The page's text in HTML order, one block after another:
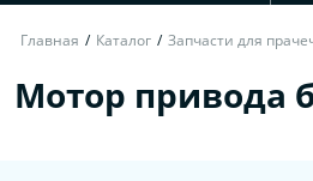
Главная / Каталог / Запчасти для
Мотор привода